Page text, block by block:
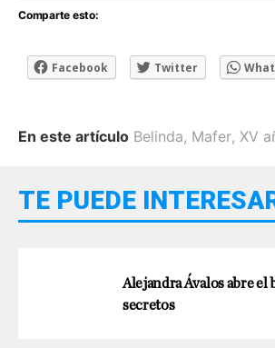
Comparte esto:
Facebook Twitter
En este artículo Belinda, Mafer, XV
TE PUEDE
Alejandra Ávalos abre el
secretos